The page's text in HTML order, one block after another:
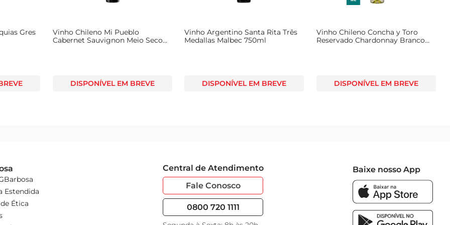
Gres
Vinho Chileno Mi Pueblo
Cabernet Sauvignon Meio Seco
DISPONÍVEL EM BREVE
Vinho Argentino Santa Rita Três
Medallas Malbec 750ml
DISPONÍVEL EM BREVE
Vinho Chileno Concha y Toro
Reservado Chardonnay Branco
DISPONÍVEL EM BREVE
Estendida
Ética
Central de Atendimento
Fale Conosco
0800 720 1111
Baixe nosso App